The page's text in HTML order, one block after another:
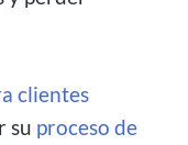
clientes
su proceso de